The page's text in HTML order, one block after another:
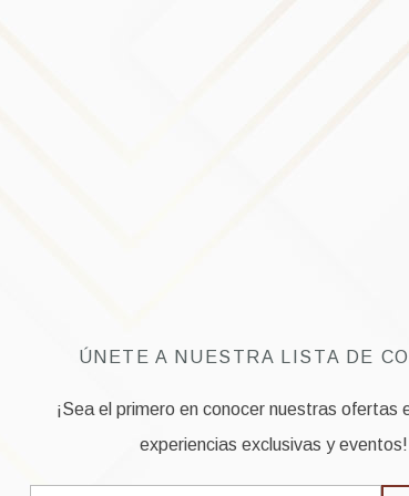
ÚNETE A NUESTRA LISTA DE
¡Sea el primero en conocer nuestras ofertas
experiencias exclusivas y eventos!